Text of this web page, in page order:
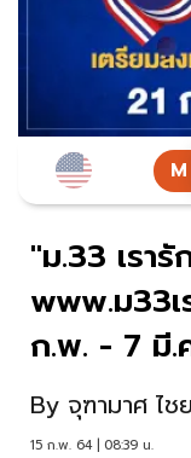
"ม.33 เรา
www.ม33
ก.พ. - 7 มี.
By จุฑามาศ ไ
15 ก.พ. 64 | 08:39 น.